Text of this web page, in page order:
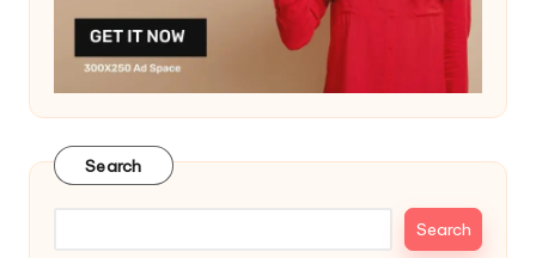
Search
Search